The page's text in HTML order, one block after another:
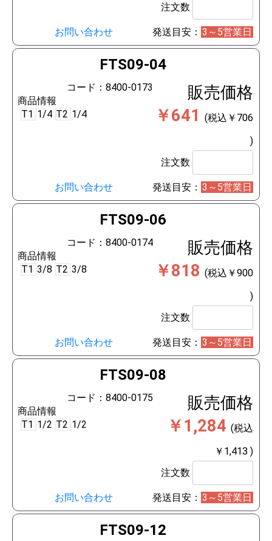
注文数
お問い合わせ 発送目安： 3～5営業日
FTS09-04
コード：8400-0173
商品情報
T1 1/4 T2 1/4
販売価格
￥641
(税込￥706
)
注文数
お問い合わせ 発送目安： 3～5営業日
FTS09-06
コード：8400-0174
商品情報
T1 3/8 T2 3/8
販売価格
￥818 (税込￥900
)
注文数
お問い合わせ 発送目安： 3～5営業日
FTS09-08
コード：8400-0175
商品情報
T1 1/2 T2 1/2
販売価格
￥1,284 (税込
￥1,413 )
注文数
お問い合わせ 発送目安： 3～5営業日
FTS09-12